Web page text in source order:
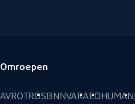
Voettekst
Omroepen
AVROTROS BNNVARAEO HUMAN